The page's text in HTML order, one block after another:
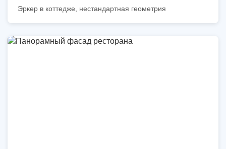
Эркер в коттедже, нестандартная геометрия